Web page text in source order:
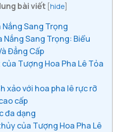
bài viết hide]
Sang Trọng
Nắng Sang Trọng: Biểu
Đẳng Cấp
của Tượng Hoa Pha Lê Tỏa
xảo với hoa pha lê rực rỡ
cấp
đa dạng
của Tượng Hoa Pha Lê